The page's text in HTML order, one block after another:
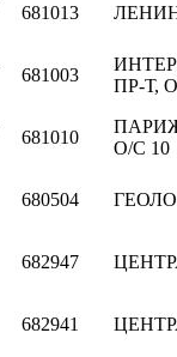
681013
681003
ПР-Т,
681010
О/С 10
680504
682947
682941